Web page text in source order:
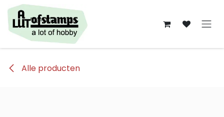
Overslaan naar inhoud
Alle producten